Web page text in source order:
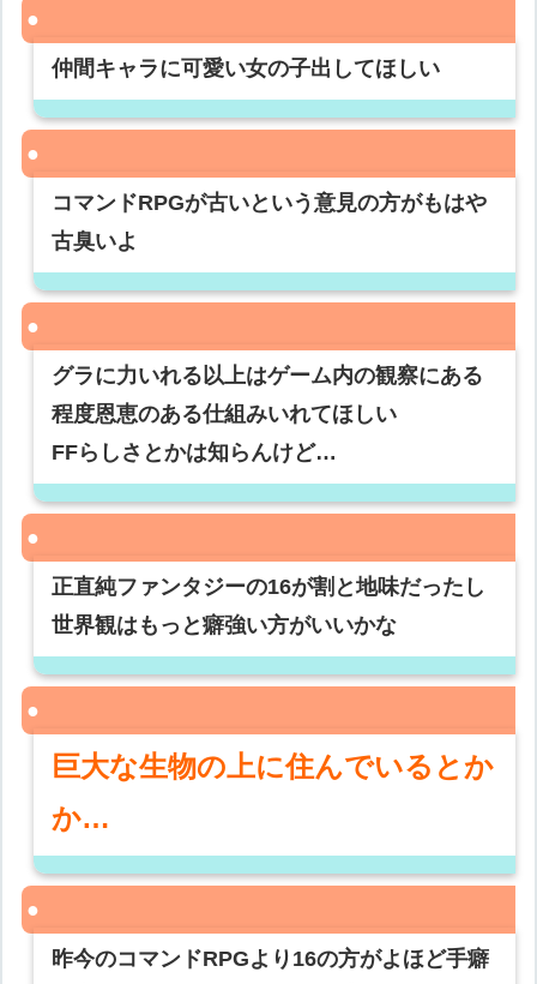
仲間キャラに可愛い女の子出してほしい
コマンドRPGが古いという意見の方がもはや
古臭いよ
グラに力いれる以上はゲーム内の観察にある
程度恩恵のある仕組みいれてほしい
FFらしさとかは知らんけど…
正直純ファンタジーの16が割と地味だったし
世界観はもっと癖強い方がいいかな
巨大な生物の上に住んでいるとか
か…
昨今のコマンドRPGより16の方がよほど手癖